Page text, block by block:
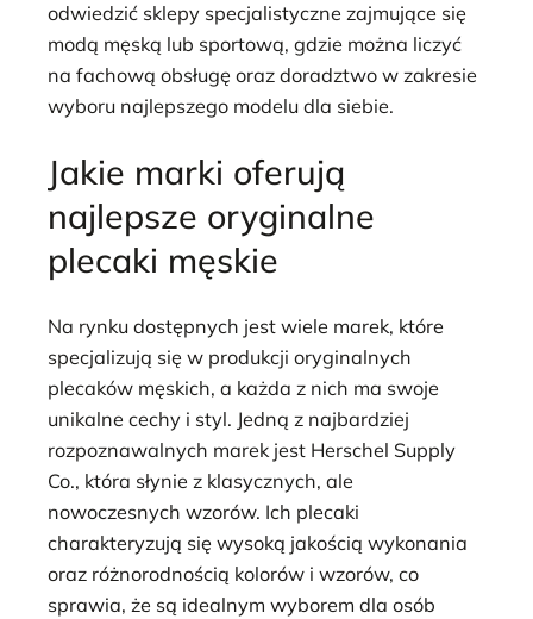
odwiedzić sklepy specjalistyczne zajmujące się
modą męską lub sportową, gdzie można liczyć
na fachową obsługę oraz doradztwo w zakresie
wyboru najlepszego modelu dla siebie.
Jakie marki oferują
najlepsze oryginalne
plecaki męskie
Na rynku dostępnych jest wiele marek, które
specjalizują się w produkcji oryginalnych
plecaków męskich, a każda z nich ma swoje
unikalne cechy i styl. Jedną z najbardziej
rozpoznawalnych marek jest Herschel Supply
Co., która słynie z klasycznych, ale
nowoczesnych wzorów. Ich plecaki
charakteryzują się wysoką jakością wykonania
oraz różnorodnością kolorów i wzorów, co
sprawia, że są idealnym wyborem dla osób